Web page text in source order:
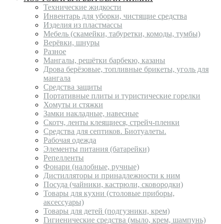
Технические жидкости
Инвентарь для уборки, чистящие средства
Изделия из пластмассы
Мебель (скамейки, табуретки, комоды, тумбы)
Верёвки, шнуры
Разное
Мангалы, решётки барбекю, казаны
Дрова берёзовые, топливные брикеты, уголь для
мангала
Средства защиты
Портативные плиты и туристические горелки
Хомуты и стяжки
Замки накладные, навесные
Скотч, ленты клеящиеся, стрейч-пленки
Средства для септиков. Биотуалеты.
Рабочая одежда
Элементы питания (батарейки)
Репелленты
Фонари (налобные, ручные)
Дистилляторы и принадлежности к ним
Посуда (чайники, кастрюли, сковородки)
Товары для кухни (столовые приборы,
аксессуары)
Товары для детей (подгузники, крем)
Гигиенические средства (мыло, крем, шампунь)